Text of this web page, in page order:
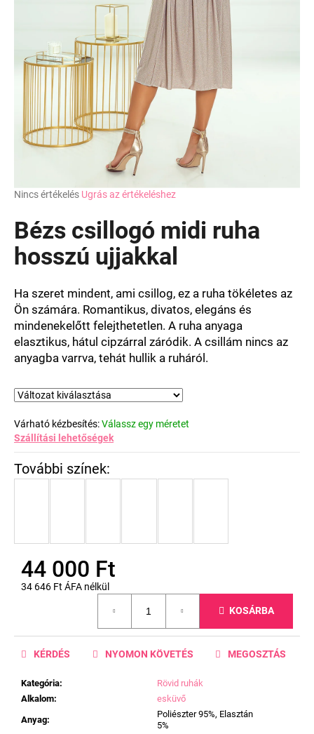
A
átlagos
értékelése
5-
csillag.
Nincs értékelés Ugrás az értékeléshez
Bézs csillogó midi ruha
hosszú ujjakkal
Ha szeret mindent, ami csillog, ez a ruha tökéletes az
Ön számára. Romantikus, divatos, elegáns és
mindenekelőtt felejthetetlen. A ruha anyaga
elasztikus, hátul cipzárral záródik. A csillám nincs az
anyagba varrva, tehát hullik a ruháról.
Várható kézbesítés:Válassz egy méretet
Szállítási lehetőségek
44 000 Ft
34 646 Ft ÁFA nélkül
KOSÁRBA
Kategória:
Rövid ruhák
Alkalom:
esküvő
Anyag:
Poliészter 95%, Elasztán
5%
KÉRDÉS NYOMON KÖVETÉS MEGOSZTÁS